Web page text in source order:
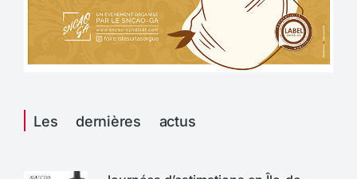
Les dernières actus